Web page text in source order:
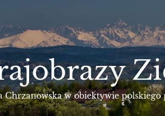
Chrzanowska w obiektywie